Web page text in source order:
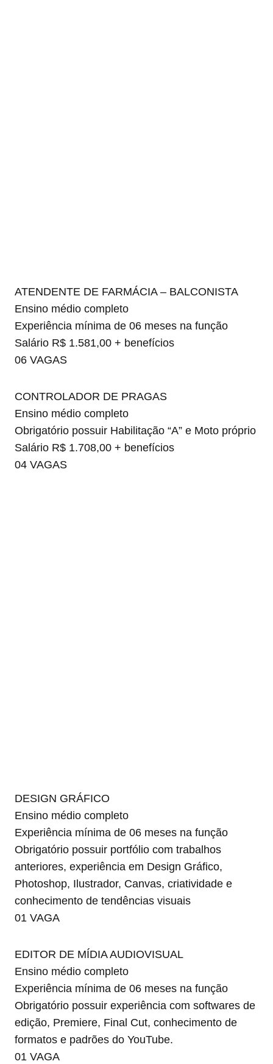
ATENDENTE DE FARMÁCIA – BALCONISTA
Ensino médio completo
Experiência mínima de 06 meses na função
Salário R$ 1.581,00 + benefícios
06 VAGAS
CONTROLADOR DE PRAGAS
Ensino médio completo
Obrigatório possuir Habilitação “A” e Moto próprio
Salário R$ 1.708,00 + benefícios
04 VAGAS
DESIGN GRÁFICO
Ensino médio completo
Experiência mínima de 06 meses na função
Obrigatório possuir portfólio com trabalhos
anteriores, experiência em Design Gráfico,
Photoshop, Ilustrador, Canvas, criatividade e
conhecimento de tendências visuais
01 VAGA
EDITOR DE MÍDIA AUDIOVISUAL
Ensino médio completo
Experiência mínima de 06 meses na função
Obrigatório possuir experiência com softwares de
edição, Premiere, Final Cut, conhecimento de
formatos e padrões do YouTube.
01 VAGA